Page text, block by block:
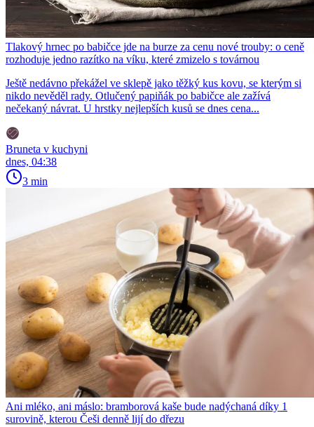
Tlakový hrnec po babičce jde na burze za cenu nové trouby: o ceně
rozhoduje jedno razítko na víku, které zmizelo s továrnou
Ještě nedávno překážel ve sklepě jako těžký kus kovu, se kterým si
nikdo nevěděl rady. Otlučený papiňák po babičce ale zažívá
nečekaný návrat. U hrstky nejlepších kusů se dnes cena...
Bruneta v kuchyni
dnes, 04:38
3 min
Ani mléko, ani máslo: bramborová kaše bude nadýchaná díky 1
surovině, kterou Češi denně lijí do dřezu